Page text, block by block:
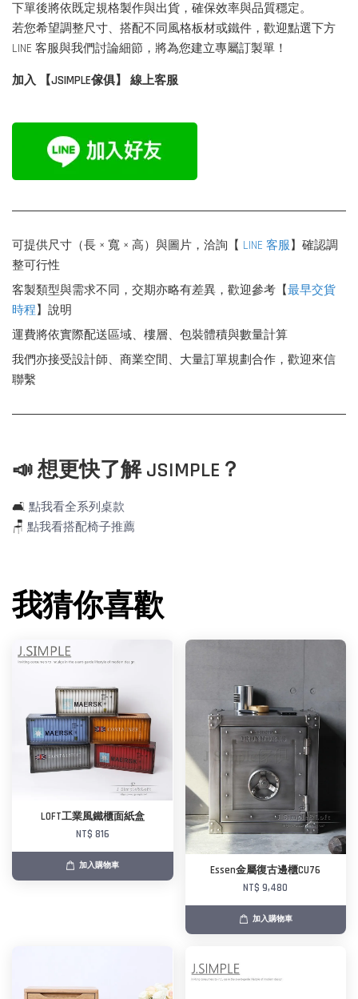
下單後將依既定規格製作與出貨，確保效率與品質穩定。
若您希望調整尺寸、搭配不同風格板材或鐵件，歡迎點選下方
LINE 客服與我們討論細節，將為您建立專屬訂製單！
加入 【JSIMPLE傢俱】 線上客服
可提供尺寸（長 × 寬 × 高）與圖片，洽詢【 LINE 客服】確認調
整可行性
客製類型與需求不同，交期亦略有差異，歡迎參考【最早交貨
時程】說明
運費將依實際配送區域、樓層、包裝體積與數量計算
我們亦接受設計師、商業空間、大量訂單規劃合作，歡迎來信
聯繫
📣 想更快了解 JSIMPLE？
🛋️ 點我看全系列桌款
🪑 點我看搭配椅子推薦
我猜你喜歡
LOFT工業風鐵櫃面紙盒
NT$ 816
加入購物車
Essen金屬復古邊櫃CU76
NT$ 9,480
加入購物車